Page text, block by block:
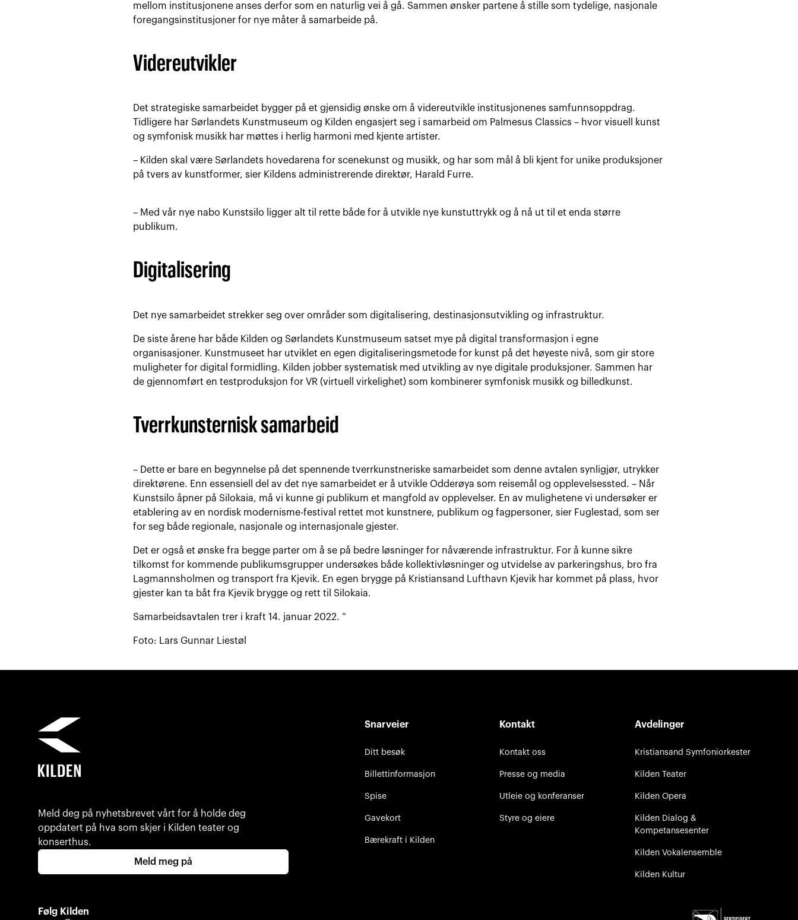
mellom institusjonene anses derfor som en naturlig vei å gå. Sammen ønsker partene å stille som tydelige, nasjonale
foregangsinstitusjoner for nye måter å samarbeide på.
Videreutvikler
Det strategiske samarbeidet bygger på et gjensidig ønske om å videreutvikle institusjonenes samfunnsoppdrag.
Tidligere har Sørlandets Kunstmuseum og Kilden engasjert seg i samarbeid om Palmesus Classics – hvor visuell kunst
og symfonisk musikk har møttes i herlig harmoni med kjente artister.
– Kilden skal være Sørlandets hovedarena for scenekunst og musikk, og har som mål å bli kjent for unike produksjoner
på tvers av kunstformer, sier Kildens administrerende direktør, Harald Furre.
– Med vår nye nabo Kunstsilo ligger alt til rette både for å utvikle nye kunstuttrykk og å nå ut til et enda større
publikum.
Digitalisering
Det nye samarbeidet strekker seg over områder som digitalisering, destinasjonsutvikling og infrastruktur.
De siste årene har både Kilden og Sørlandets Kunstmuseum satset mye på digital transformasjon i egne
organisasjoner. Kunstmuseet har utviklet en egen digitaliseringsmetode for kunst på det høyeste nivå, som gir store
muligheter for digital formidling. Kilden jobber systematisk med utvikling av nye digitale produksjoner. Sammen har
de gjennomført en testproduksjon for VR (virtuell virkelighet) som kombinerer symfonisk musikk og billedkunst.
Tverrkunsternisk samarbeid
– Dette er bare en begynnelse på det spennende tverrkunstneriske samarbeidet som denne avtalen synligjør, utrykker
direktørene. Enn essensiell del av det nye samarbeidet er å utvikle Odderøya som reisemål og opplevelsessted. – Når
Kunstsilo åpner på Silokaia, må vi kunne gi publikum et mangfold av opplevelser. En av mulighetene vi undersøker er
etablering av en nordisk modernisme-festival rettet mot kunstnere, publikum og fagpersoner, sier Fuglestad, som ser
for seg både regionale, nasjonale og internasjonale gjester.
Det er også et ønske fra begge parter om å se på bedre løsninger for nåværende infrastruktur. For å kunne sikre
tilkomst for kommende publikumsgrupper undersøkes både kollektivløsninger og utvidelse av parkeringshus, bro fra
Lagmannsholmen og transport fra Kjevik. En egen brygge på Kristiansand Lufthavn Kjevik har kommet på plass, hvor
gjester kan ta båt fra Kjevik brygge og rett til Silokaia.
Samarbeidsavtalen trer i kraft 14. januar 2022. ”
Foto: Lars Gunnar Liestøl
Meld deg på nyhetsbrevet vårt for å holde deg
oppdatert på hva som skjer i Kilden teater og
konserthus.
Meld meg på
Følg Kilden
Snarveier
Ditt besøk
Billettinformasjon
Spise
Gavekort
Bærekraft i Kilden
Kontakt
Kontakt oss
Presse og media
Utleie og konferanser
Styre og eiere
Avdelinger
Kristiansand Symfoniorkester
Kilden Teater
Kilden Opera
Kilden Dialog &
Kompetansesenter
Kilden Vokalensemble
Kilden Kultur